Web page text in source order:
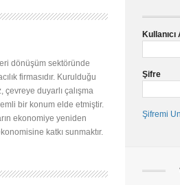
dönüşüm sektöründe
firmasıdır. Kurulduğu
duyarlı çalışma
bir konum elde etmiştir.
ekonomiye yeniden
katkı sunmaktır.
Kullanıcı
Şifre
Şifremi